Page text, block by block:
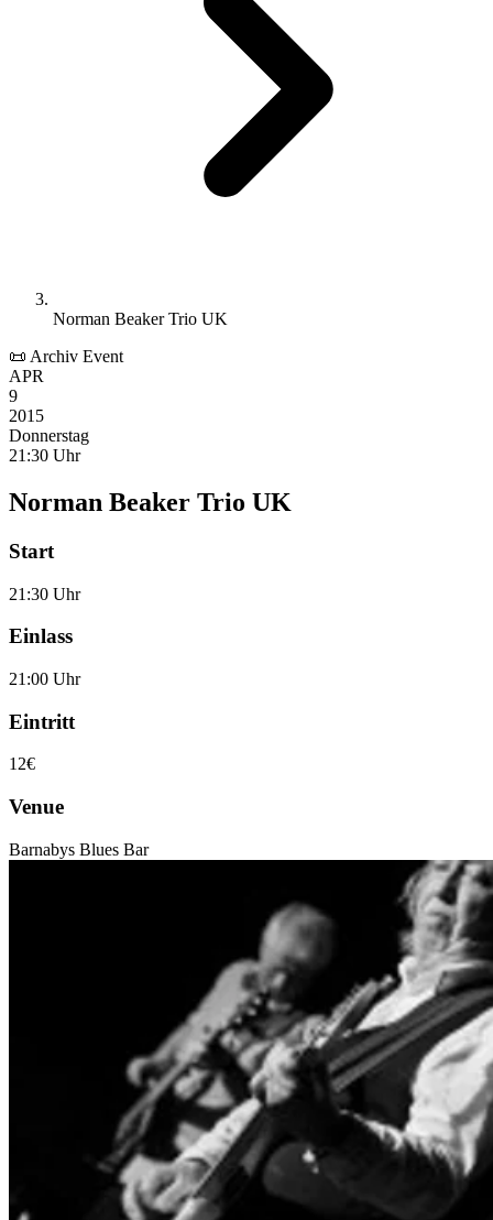
Norman Beaker Trio UK
📜 Archiv Event
APR
9
2015
Donnerstag
21:30 Uhr
Norman Beaker Trio UK
Start
21:30 Uhr
Einlass
21:00 Uhr
Eintritt
12€
Venue
Barnabys Blues Bar